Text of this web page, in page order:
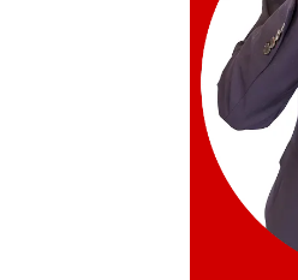
Platinum
46.8g
參考回收價
HKD